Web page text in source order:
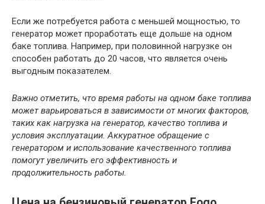
Если же потребуется работа с меньшей мощностью, то
генератор может проработать еще дольше на одном
баке топлива. Например, при половинной нагрузке он
способен работать до 20 часов, что является очень
выгодным показателем.
Важно отметить, что время работы на одном баке топлива
может варьироваться в зависимости от многих факторов,
таких как нагрузка на генератор, качество топлива и
условия эксплуатации. Аккуратное обращение с
генератором и использование качественного топлива
помогут увеличить его эффективность и
продолжительность работы.